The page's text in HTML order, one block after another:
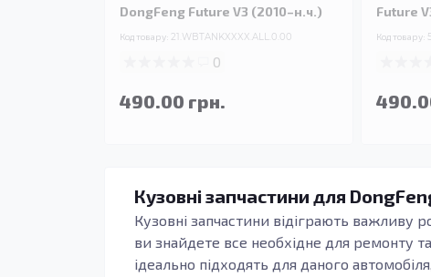
DongFeng Future V3 (2010–н.ч.)
Код товару: 21.WBTANKXXXX.ALL.0.00
0
490.00 грн.
Future
Код товару:
Кузовні запчастини для
Кузовні запчастини відіграють важливу
ви знайдете все необхідне для ремонту
ідеально підходять для даного